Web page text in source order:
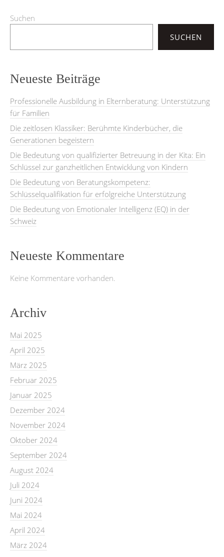
Suchen
SUCHEN
Neueste Beiträge
Professionelle Ausbildung in Elternberatung: Unterstützung
für Familien
Die zeitlosen Klassiker: Berühmte Kinderbücher, die
Generationen begeistern
Die Bedeutung von qualifizierter Betreuung in der Kita: Ein
Schlüssel zur ganzheitlichen Entwicklung von Kindern
Die Bedeutung von Beratungskompetenz:
Schlüsselqualifikation für erfolgreiche Unterstützung
Die Bedeutung von Emotionaler Intelligenz (EQ) in der
Schweiz
Neueste Kommentare
Keine Kommentare vorhanden.
Archiv
Mai 2025
April 2025
März 2025
Februar 2025
Januar 2025
Dezember 2024
November 2024
Oktober 2024
September 2024
August 2024
Juli 2024
Juni 2024
Mai 2024
April 2024
März 2024